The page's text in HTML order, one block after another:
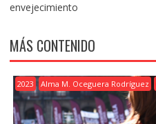
envejecimiento
MÁS CONTENIDO
2023 Alma M. Oceguera Rodríguez